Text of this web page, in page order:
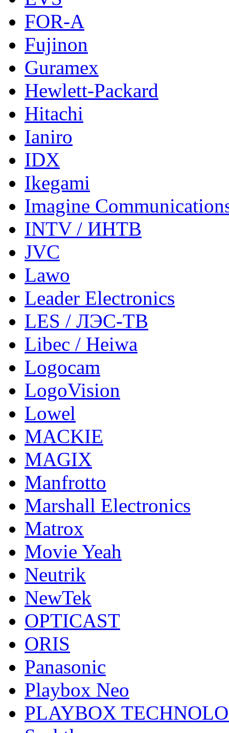
FOR-A
Fujinon
Guramex
Hewlett-Packard
Hitachi
Ianiro
IDX
Ikegami
Imagine
INTV / ИНТВ
JVC
Lawo
Leader Electronics
LES / ЛЭС-ТВ
Libec / Heiwa
Logocam
LogoVision
Lowel
MACKIE
MAGIX
Manfrotto
Marshall Electronics
Matrox
Movie Yeah
Neutrik
NewTek
OPTICAST
ORIS
Panasonic
Playbox Neo
PLAYBOX